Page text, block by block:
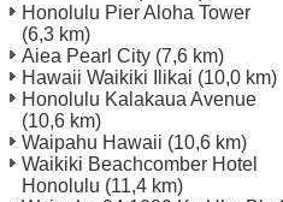
Honolulu Pier Aloha Tower
(6,3 km)
Aiea Pearl City (7,6 km)
Hawaii Waikiki Ilikai (10,0 km)
Honolulu Kalakaua Avenue
(10,6 km)
Waipahu Hawaii (10,6 km)
Waikiki Beachcomber Hotel
Honolulu (11,4 km)